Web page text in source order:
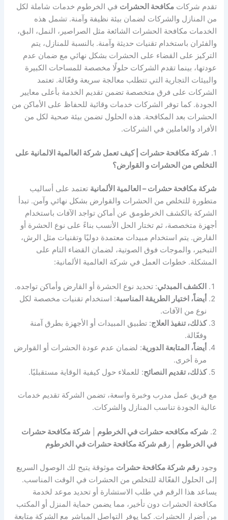
تقدم شركاتمكافحة الحشرات في الخرطوم خدمات شاملة لكل
من المنازل والشركات لضمان بيئة نظيفة وآمنة. تشمل هذه
الخدمات مكافحة الحشرات الشائعة مثل الصراصير، النمل، البق،
والفئران باستخدام تقنيات حديثة وآمنة. بالنسبة للمنازل، يتم
التركيز على القضاء على الحشرات بشكل نهائي مع ضمان عدم
عودتها، بينما تقدم الشركات حلولًا مخصصة للمساحات الكبيرة
والبيئات التجارية التي تتطلب معالجة سريعة وفعّالة. تعتمد
الشركات على فرق متخصصة تضمن تقديم الخدمة بأعلى معايير
الجودة. كما توفر الشركات خدمات وقائية للحفاظ على الأماكن من
الحشرات بعد المكافحة. هذه الحلول تضمن بيئة صحية لكل من
الأفراد والعاملين في الشركات.
1. شركة مكافحة حشرات | كيف تعمل شركة العالمية الالمانية على
التخلص من الحشرات و القوارض؟
شركة مكافحة حشرات – العالمية الألمانية تعتمد على أساليب
متطورة للتخلص من الحشرات والقوارض بشكل نهائي وآمن. تبدأ
الشركة بالكشف الخرطومق عن أماكن تواجد الآفات باستخدام
أجهزة متخصصة، ثم تختار الحل الأنسب بناءً على نوع الحشرة أو
القارض. يتم استخدام مبيدات معتمدة دوليًا وتقنيات مثل الرش،
التبخير، والموجات فوق الصوتية، لضمان القضاء التام على
المشكلة. خطوات العمل في شركة العالمية الألمانية:
الكشف المبدئي: تحديد نوع الحشرة أو القارض وأماكن تواجده.
أيضاً، اختيار الطريقة المناسبة: استخدام تقنيات مخصصة لكل
نوع من الآفات.
كذلك، تنفيذ العلاج: تطبيق المبيدات أو الأجهزة بطرق آمنة
وفعّالة.
أيضاً، المتابعة الدورية: لضمان عدم عودة الحشرات أو القوارض
مرة أخرى.
كذلك، تقديم النصائح: للعملاء حول كيفية الوقاية مستقبليًا.
مع فريق عمل مدرب وخبرة واسعة، تضمن الشركة تقديم خدمات
عالية الجودة تناسب المنازل والشركات.
2. شركه مكافحه حشرات في الخرطوم
شركة مكافحة حشرات
في الخرطوم | رقم شركة مكافحة حشرات في الخرطوم
وجودرقم شركة مكافحة حشرات موثوقة يتيح لك الوصول السريع
إلى الحلول الفعّالة للتخلص من الحشرات في الوقت المناسب.
يساعد هذا الرقم في طلب الاستشارة أو تحديد موعد لخدمة
مكافحة الحشرات دون تأخير، مما يضمن حماية المنزل أو المكتب
من أضرار الحشرات. كما يوفر التواصل المباشر مع الشركة متابعة